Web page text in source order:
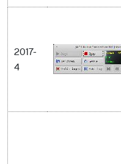
2017-
4